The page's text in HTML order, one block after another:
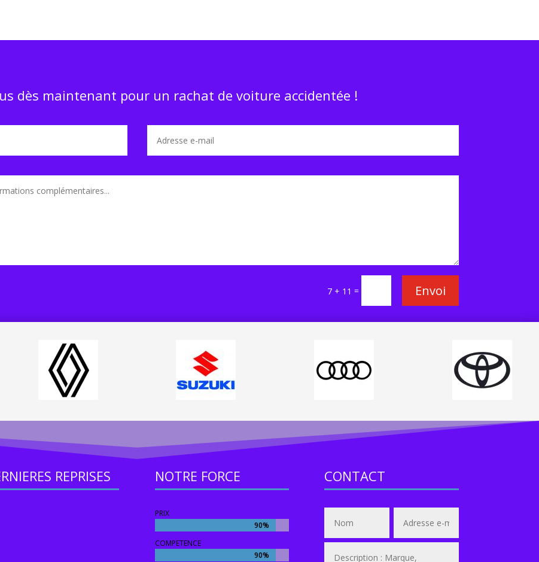
dès maintenant pour un rachat de voiture accidentée !
7 + 11 = Envoi
REPRISES NOTRE FORCE
PRIX
90%
90%
COMPETENCE
90%
90%
CONTACT